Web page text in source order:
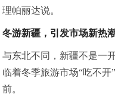
理帕丽达说。
冬游新疆，引发市场新热潮
与东北不同，新疆不是一
临着冬季旅游市场“吃不
前。